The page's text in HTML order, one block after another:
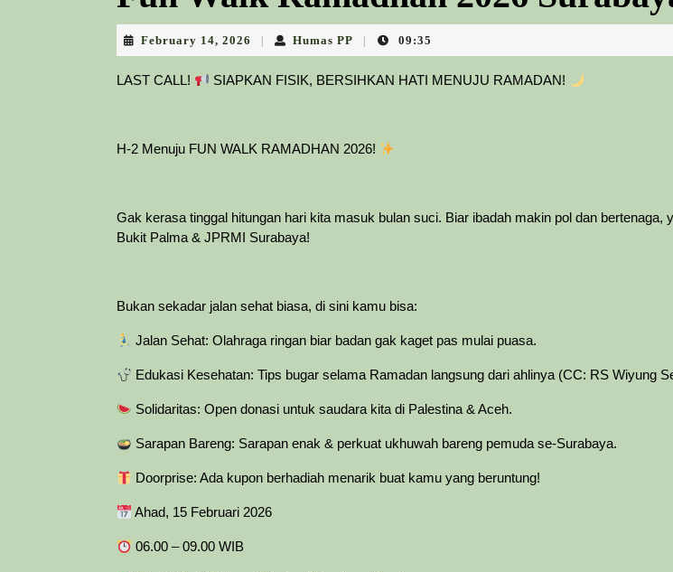
February 14, 2026 February
14,
2026
Humas PP Humas
PP
09:35
LAST CALL! SIAPKAN FISIK, BERSIHKAN HATI MENUJU RAMADAN!
H-2 Menuju FUN WALK RAMADHAN 2026!
Gak kerasa tinggal hitungan hari kita masuk bulan suci. Biar ibadah makin pol dan
Bukit Palma & JPRMI Surabaya!
Bukan sekadar jalan sehat biasa, di sini kamu bisa:
Jalan Sehat: Olahraga ringan biar badan gak kaget pas mulai puasa.
Edukasi Kesehatan: Tips bugar selama Ramadan langsung dari ahlinya (CC: RS Wiyung
Solidaritas: Open donasi untuk saudara kita di Palestina & Aceh.
Sarapan Bareng: Sarapan enak & perkuat ukhuwah bareng pemuda se-Surabaya.
Doorprise: Ada kupon berhadiah menarik buat kamu yang beruntung!
Ahad, 15 Februari 2026
06.00 – 09.00 WIB